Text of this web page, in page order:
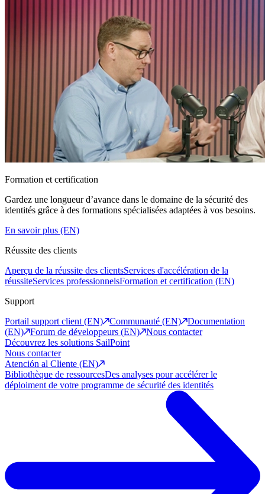
Formation et certification
Gardez une longueur d’avance dans le domaine de la sécurité des
identités grâce à des formations spécialisées adaptées à vos besoins.
En savoir plus (EN)
Réussite des clients
Aperçu de la réussite des clientsServices d'accélération de la
réussiteServices professionnelsFormation et certification (EN)
Support
Portail support client (EN)
Communauté (EN)
Documentation
(EN)
Forum de développeurs (EN)
Nous contacter
Découvrez les solutions SailPoint
Nous contacter
Atención al Cliente (EN)
Bibliothèque de ressourcesDes analyses pour accélérer le
déploiment de votre programme de sécurité des identités